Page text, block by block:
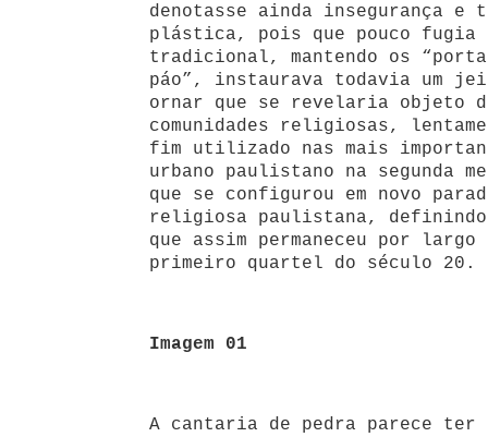
denotasse ainda insegurança e
plástica, pois que pouco fugia
tradicional, mantendo os
páo”, instaurava todavia um
ornar que se revelaria objeto
comunidades religiosas,
fim utilizado nas mais
urbano paulistano na segunda
que se configurou em novo
religiosa paulistana, definindo
que assim permaneceu por
primeiro quartel do século 20.
Imagem 01
A cantaria de pedra parece